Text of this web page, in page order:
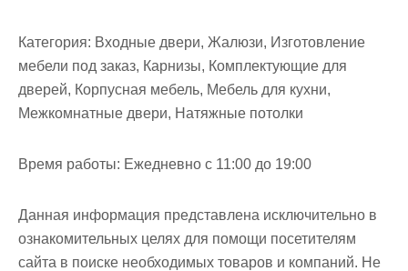
Категория: Входные двери, Жалюзи, Изготовление
мебели под заказ, Карнизы, Комплектующие для
дверей, Корпусная мебель, Мебель для кухни,
Межкомнатные двери, Натяжные потолки
Время работы: Ежедневно с 11:00 до 19:00
Данная информация представлена исключительно в
ознакомительных целях для помощи посетителям
сайта в поиске необходимых товаров и компаний. Не